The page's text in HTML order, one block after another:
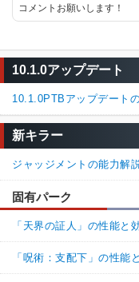
コメントお願いします！
10.1.0アップデート
10.1.0PTBアップデート
新キラー
ジャッジメントの能力解
固有パーク
「天界の証人」の性能と
「呪術：支配下」の性能